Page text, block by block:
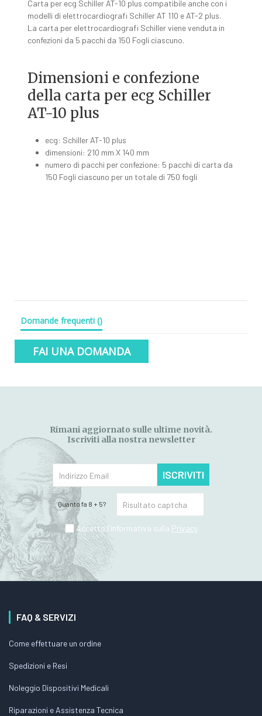
Carta per ecg Schiller AT-10 plus compatibile anche con i
modelli di elettrocardiografi Schiller AT 110 e AT-2 plus.
La carta per elettrocardiografi Schiller viene venduta in
confezioni da 5 pacchi da 150 Fogli ciascuno.
Dimensioni e confezione
della carta per ecg Schiller
AT-10 plus
ecg: Schiller AT-10 plus
dimensioni: 210 mm X 140 mm
numero di pacchi per confezione: 5 pacchi di carta da
150 Fogli ciascuno per un totale di 750 fogli
Domande frequenti ()
FAI UNA DOMANDA
Rimani aggiornato sulle ultime novità.
Iscriviti alla nostra newsletter
ISCRIVITI
Quanto fa 8 + 5?
Accetto l'informativa sulla Privacy
FAQ & SERVIZI
Come effettuare un ordine
Spedizioni e Resi
Noleggio Dispositivi Medicali
Riparazioni e Assistenza Tecnica